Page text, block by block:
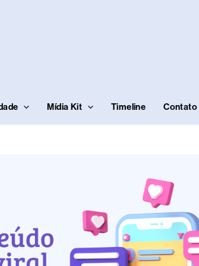
Mídia Kit Timeline Contato